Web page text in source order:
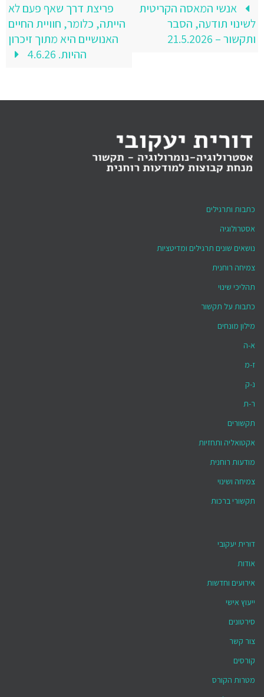
אנשי המאסה הקריטית
לשינוי תודעה, הסבר
ותקשור – 21.5.2026
פריצת דרך שאף פעם לא
הייתה, כלומר, חוויית החיים
האנושיים היא מתוך זיכרון
ההיות. 4.6.26
כתבות ותרגילים
אסטרולוגיה
נושאים שונים תרגילים ומדיטציות
צמיחה רוחנית
תהליכי שינוי
כתבות על תקשור
מילון מונחים
א-ה
ז-מ
נ-ק
ר-ת
תקשורים
אקטואליה ותחזיות
מודעות רוחנית
צמיחה ושינוי
תקשורי ברכות
דורית יעקובי
אודות
אירועים וחדשות
ייעוץ אישי
סירטונים
צור קשר
קורסים
מטרות הקורס